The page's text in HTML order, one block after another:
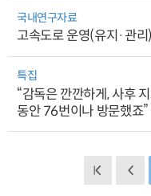
국내연구자료
고속도로 운영(유지·관
특집
“감독은 깐깐하게, 사후
동안 76번이나 방문했죠”